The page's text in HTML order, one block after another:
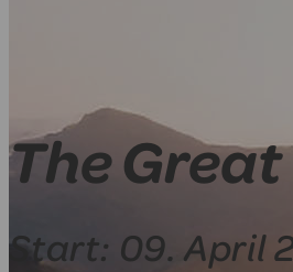
The
Start: 09. April